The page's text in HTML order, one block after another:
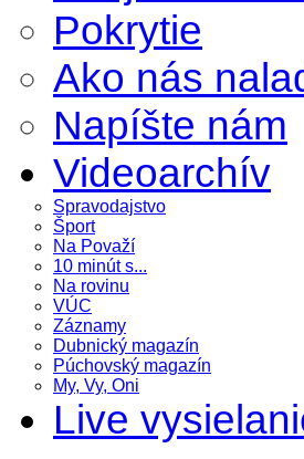
Pokrytie
Ako nás
Napíšte nám
Videoarchív
Spravodajstvo
Šport
Na Považí
10 minút s...
Na rovinu
VÚC
Záznamy
Dubnický magazín
Púchovský magazín
My, Vy, Oni
Live